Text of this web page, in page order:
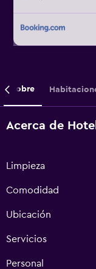
Sobre
Acerca de
Limpieza
Comodidad
Ubicación
Servicios
Personal